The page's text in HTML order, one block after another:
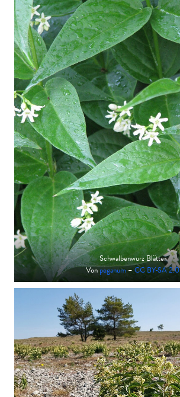
Schwalbenwurz Blätter
Vonpeganum– CC BY-SA 2.0